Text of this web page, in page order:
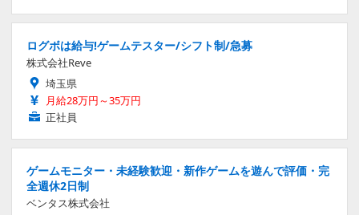
ログボは給与!ゲームテスター/シフト制/急募
株式会社Reve
埼玉県
月給28万円～35万円
正社員
ゲームモニター・未経験歓迎・新作ゲームを遊んで評価・完
全週休2日制
ベンタス株式会社